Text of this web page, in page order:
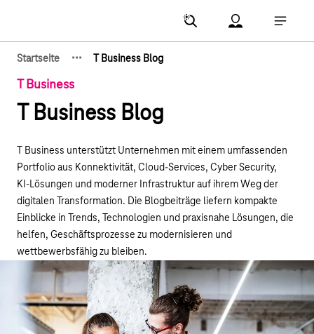
Account Menu
Startseite
Zeige verborgene Breadcrumb-Elemente
··· T Business Blog
T Business
T Business Blog
T Business unterstützt Unternehmen mit einem umfassenden
Portfolio aus Konnektivität, Cloud‑Services, Cyber Security,
KI‑Lösungen und moderner Infrastruktur auf ihrem Weg der
digitalen Transformation. Die Blogbeiträge liefern kompakte
Einblicke in Trends, Technologien und praxisnahe Lösungen, die
helfen, Geschäftsprozesse zu modernisieren und
wettbewerbsfähig zu bleiben.